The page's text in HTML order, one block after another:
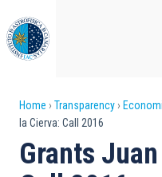
to
main
content
Breadcrumb
Home Transparency
la Cierva: Call 2016
Grants